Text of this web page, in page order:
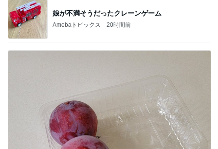
娘が不満そうだったクレーンゲーム
Amebaトピックス 20時間前